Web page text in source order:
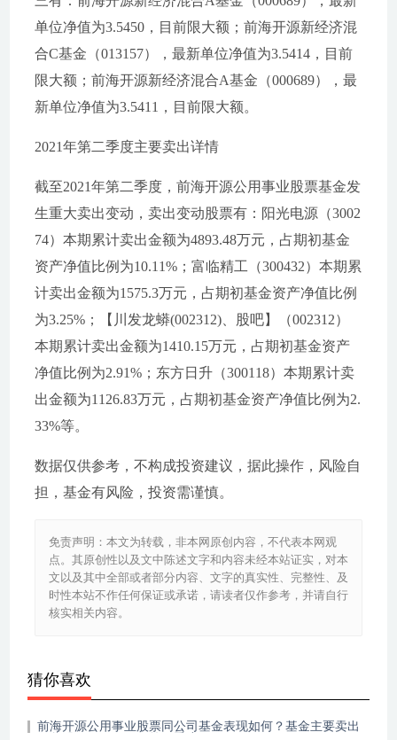
单位净值为3.5450，目前限大额；前海开源新经济混
合C基金（013157），最新单位净值为3.5414，目前
限大额；前海开源新经济混合A基金（000689），最
新单位净值为3.5411，目前限大额。
2021年第二季度主要卖出详情
截至2021年第二季度，前海开源公用事业股票基金发
生重大卖出变动，卖出变动股票有：阳光电源（3002
74）本期累计卖出金额为4893.48万元，占期初基金
资产净值比例为10.11%；富临精工（300432）本期累
计卖出金额为1575.3万元，占期初基金资产净值比例
为3.25%；【川发龙蟒(002312)、股吧】（002312）
本期累计卖出金额为1410.15万元，占期初基金资产
净值比例为2.91%；东方日升（300118）本期累计卖
出金额为1126.83万元，占期初基金资产净值比例为2.
33%等。
数据仅供参考，不构成投资建议，据此操作，风险自
担，基金有风险，投资需谨慎。
免责声明：本文为转载，非本网原创内容，不代表本网观
点。其原创性以及文中陈述文字和内容未经本站证实，对本
文以及其中全部或者部分内容、文字的真实性、完整性、及
时性本站不作任何保证或承诺，请读者仅作参考，并请自行
核实相关内容。
猜你喜欢
前海开源公用事业股票同公司基金表现如何？基金主要卖出